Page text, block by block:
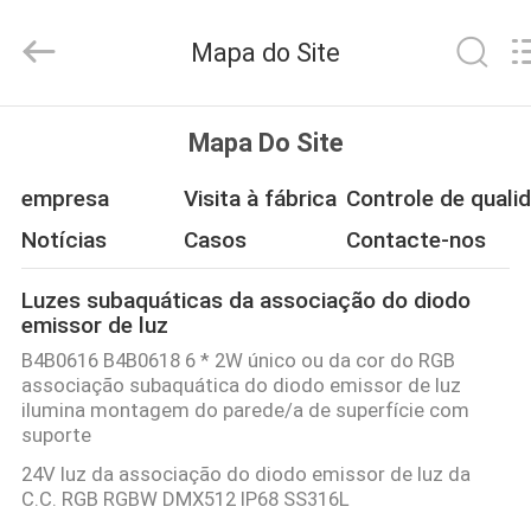
PRODUTOS
SOBRE
NÓS
EXCURSÃO
DA
FÁBRICA
2026
COMI
All
Mapa do Site
Mapa Do Site
empresa Visita à fábrica Controle de
Notícias
Casos Contacte-nos
Luzes subaquáticas da associação do diodo
emissor de luz
B4B0616 B4B0618 6 * 2W único ou da cor do RGB
associação subaquática do diodo emissor de luz
ilumina montagem do parede/a de superfície com
suporte
24V luz da associação do diodo emissor de luz da
C.C. RGB RGBW DMX512 IP68 SS316L